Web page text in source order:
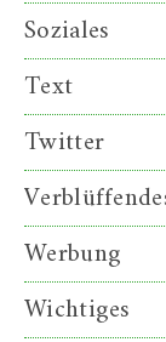
Soziales
Text
Twitter
Werbung
Wichtiges